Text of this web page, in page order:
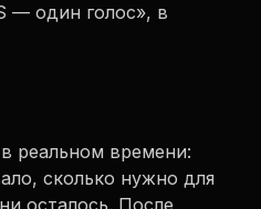
— один голос», в
реальном времени:
сколько нужно для
осталось. После